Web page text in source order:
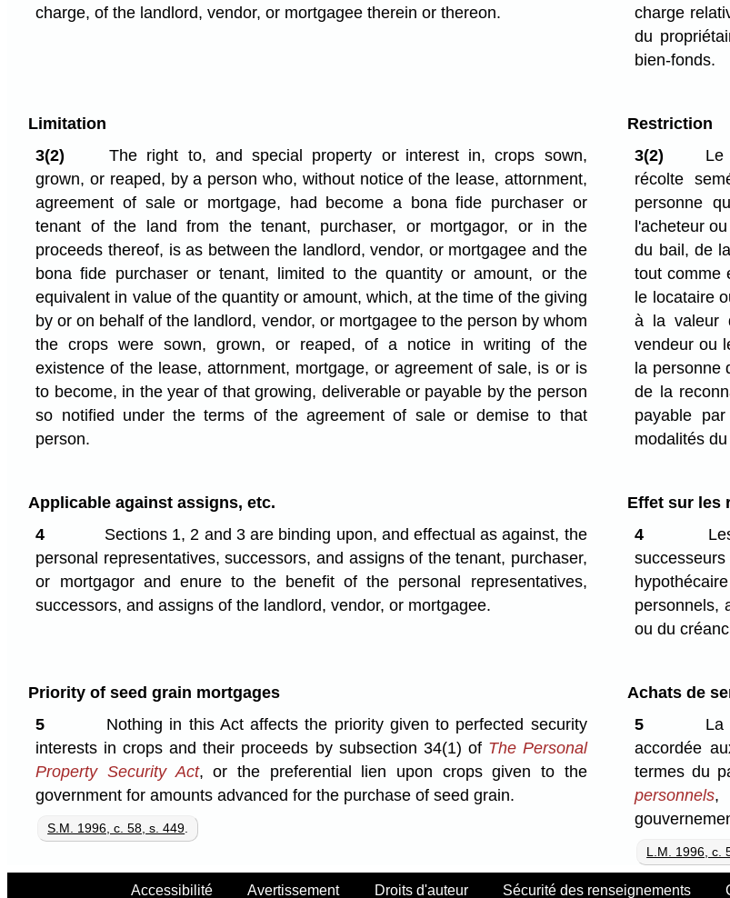
charge, of the landlord, vendor, or mortgagee therein or thereon.
charge
du
bien-fonds.
Limitation
3(2)
The right to, and special property or interest in, crops sown,
grown, or reaped, by a person who, without notice of the lease, attornment,
agreement of sale or mortgage, had become a bona fide purchaser or
tenant of the land from the tenant, purchaser, or mortgagor, or in the
proceeds thereof, is as between the landlord, vendor, or mortgagee and the
bona fide purchaser or tenant, limited to the quantity or amount, or the
equivalent in value of the quantity or amount, which, at the time of the giving
by or on behalf of the landlord, vendor, or mortgagee to the person by whom
the crops were sown, grown, or reaped, of a notice in writing of the
existence of the lease, attornment, mortgage, or agreement of sale, is or is
to become, in the year of that growing, deliverable or payable by the person
so notified under the terms of the agreement of sale or demise to that
person.
Restriction
3(2)
Le
récolte
personne
l'acheteur
du bail, de
tout comme
le locataire
à la valeur
vendeur ou
la personne
de la
payable
modalités
Applicable against assigns, etc.
4
Sections 1, 2 and 3 are binding upon, and effectual as against, the
personal representatives, successors, and assigns of the tenant, purchaser,
or mortgagor and enure to the benefit of the personal representatives,
successors, and assigns of the landlord, vendor, or mortgagee.
Effet sur les
4
personnels,
ou du
Priority of seed grain mortgages
5
Nothing in this Act affects the priority given to perfected security
interests in crops and their proceeds by subsection 34(1) of The Personal
Property Security Act, or the preferential lien upon crops given to the
government for amounts advanced for the purchase of seed grain.
S.M. 1996, c. 58, s. 449
Achats de
5
La
accordée
termes du
personnels,
L.M. 1996, c.
Accessibilité Avertissement Droits d'auteur Sécurité des renseignements